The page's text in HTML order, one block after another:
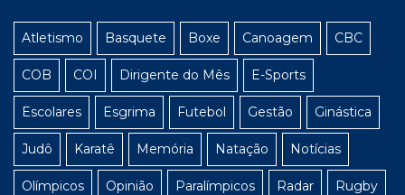
Atletismo Basquete Boxe Canoagem CBC
COB COI Dirigente do Mês E-Sports
Escolares Esgrima Futebol Gestão Ginástica
Judô Karatê Memória Natação Notícias
Olímpicos Opinião Paralímpicos Radar Rugby